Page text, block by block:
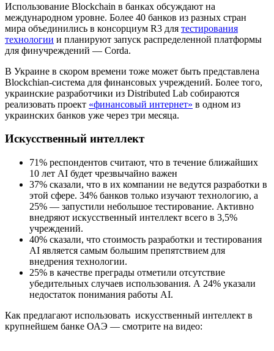
Использование Blockchain в банках обсуждают на
международном уровне. Более 40 банков из разных стран
мира объединились в консорциум R3 для тестирования
технологии и планируют запуск распределенной платформы
для финучреждений — Corda.
В Украине в скором времени тоже может быть представлена
Blockchian-система для финансовых учреждений. Более того,
украинские разработчики из Distributed Lab собираются
реализовать проект «финансовый интернет» в одном из
украинских банков уже через три месяца.
Искусственный интеллект
71% респондентов считают, что в течение ближайших
10 лет AI будет чрезвычайно важен
37% сказали, что в их компании не ведутся разработки в
этой сфере. 34% банков только изучают технологию, а
25% — запустили небольшое тестирование. Активно
внедряют искусственный интеллект всего в 3,5%
учреждений.
40% сказали, что стоимость разработки и тестирования
AI является самым большим препятствием для
внедрения технологии.
25% в качестве преграды отметили отсутствие
убедительных случаев использования. А 24% указали
недостаток понимания работы AI.
Как предлагают использовать искусственный интеллект в
крупнейшем банке ОАЭ — смотрите на видео: